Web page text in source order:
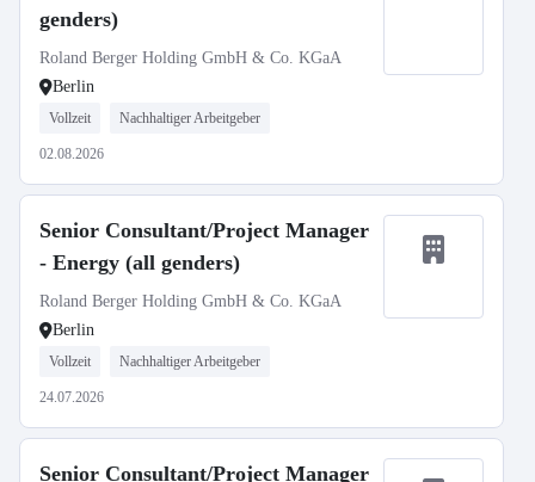
genders)
Roland Berger Holding GmbH & Co. KGaA
Berlin
Vollzeit Nachhaltiger Arbeitgeber
02.08.2026
Senior Consultant/Project Manager
- Energy (all genders)
Roland Berger Holding GmbH & Co. KGaA
Berlin
Vollzeit Nachhaltiger Arbeitgeber
24.07.2026
Senior Consultant/Project Manager